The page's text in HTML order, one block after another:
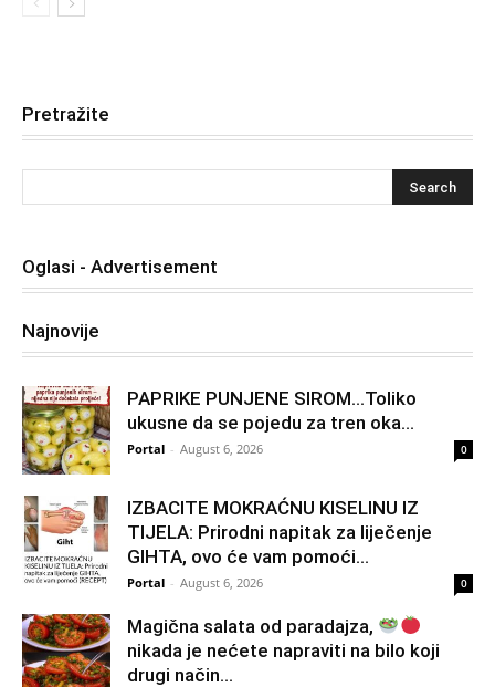
Pretražite
Oglasi - Advertisement
Najnovije
PAPRIKE PUNJENE SIROM…Toliko
ukusne da se pojedu za tren oka…
Portal - August 6, 2026 0
IZBACITE MOKRAĆNU KISELINU IZ
TIJELA: Prirodni napitak za liječenje
GIHTA, ovo će vam pomoći...
Portal - August 6, 2026 0
Magična salata od paradajza,
nikada je nećete napraviti na bilo koji
drugi način…